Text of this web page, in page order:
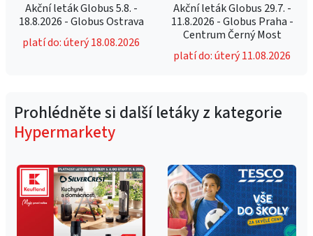
Akční leták Globus 5.8. -
18.8.2026 - Globus Ostrava
platí do: úterý 18.08.2026
Akční leták Globus 29.7. -
11.8.2026 - Globus Praha -
Centrum Černý Most
platí do: úterý 11.08.2026
Prohlédněte si další letáky z kategorie
Hypermarkety